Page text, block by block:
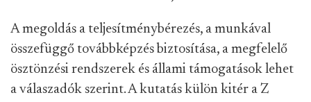
A megoldás a teljesítménybérezés, a munkával
összefüggő továbbképzés biztosítása, a megfelelő
ösztönzési rendszerek és állami támogatások lehet
a válaszadók szerint. A kutatás külön kitér a Z